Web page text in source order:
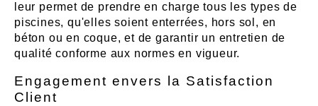
leur permet de prendre en charge tous les types de
piscines, qu'elles soient enterrées, hors sol, en
béton ou en coque, et de garantir un entretien de
qualité conforme aux normes en vigueur.
Engagement envers la Satisfaction
Client